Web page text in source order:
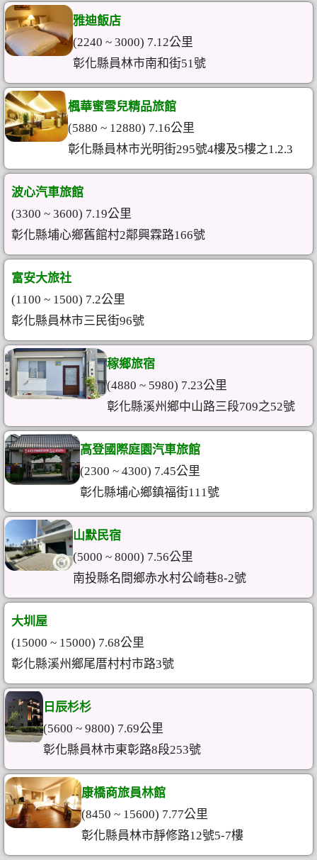
雅迪飯店
(2240 ~ 3000) 7.12公里
彰化縣員林市南和街51號
楓華蜜雪兒精品旅館
(5880 ~ 12880) 7.16公里
彰化縣員林市光明街295號4樓及5樓之1.2.3
波心汽車旅館
(3300 ~ 3600) 7.19公里
彰化縣埔心鄉舊館村2鄰興霖路166號
富安大旅社
(1100 ~ 1500) 7.2公里
彰化縣員林市三民街96號
稼鄉旅宿
(4880 ~ 5980) 7.23公里
彰化縣溪州鄉中山路三段709之52號
高登國際庭園汽車旅館
(2300 ~ 4300) 7.45公里
彰化縣埔心鄉鎮福街111號
山默民宿
(5000 ~ 8000) 7.56公里
南投縣名間鄉赤水村公崎巷8-2號
大圳屋
(15000 ~ 15000) 7.68公里
彰化縣溪州鄉尾厝村村市路3號
日辰杉杉
(5600 ~ 9800) 7.69公里
彰化縣員林市東彰路8段253號
康橋商旅員林館
(8450 ~ 15600) 7.77公里
彰化縣員林市靜修路12號5-7樓